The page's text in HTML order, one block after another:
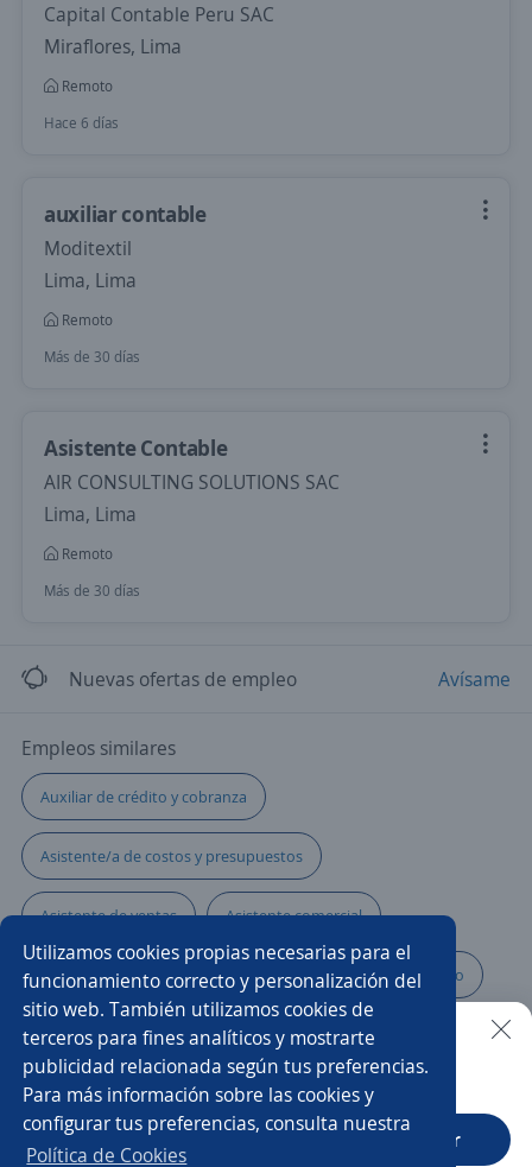
Capital Contable Peru SAC
Miraflores, Lima
Remoto
Hace 6 días
auxiliar contable
Moditextil
Lima, Lima
Remoto
Más de 30 días
Asistente Contable
AIR CONSULTING SOLUTIONS SAC
Lima, Lima
Remoto
Más de 30 días
Nuevas ofertas de empleo Avísame
Empleos similares
Auxiliar de crédito y cobranza
Asistente/a de costos y presupuestos
Asistente de ventas Asistente comercial
Auxiliares de facturación y cobranza Auxiliar operativo
Auxiliar de auditoría Auxiliar Asistente/a de caja
Auxiliar de costos Asistente Asistente/a contable
Asistente/a financiero
Buscar es más fácil en la app
CT App Abrir
Utilizamos cookies propias necesarias para el
funcionamiento correcto y personalización del
sitio web. También utilizamos cookies de
terceros para fines analíticos y mostrarte
publicidad relacionada según tus preferencias.
Para más información sobre las cookies y
configurar tus preferencias, consulta nuestra
Política de Cookies